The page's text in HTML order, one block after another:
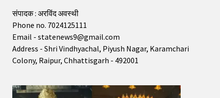
संपादक : अरविंद अवस्थी
Phone no. 7024125111
Email - statenews9@gmail.com
Address - Shri Vindhyachal, Piyush Nagar, Karamchari
Colony, Raipur, Chhattisgarh - 492001